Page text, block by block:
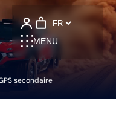
MENU
Language
secondaire